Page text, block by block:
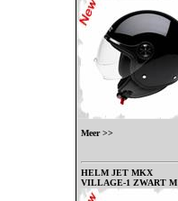
Meer >>
HELM JET MKX
VILLAGE-1 ZWART M